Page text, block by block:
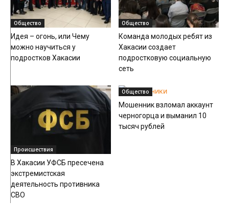
Общество
Идея – огонь, или Чему
можно научиться у
подростков Хакасии
Общество
Команда молодых ребят из
Хакасии создает
подростковую социальную
сеть
Происшествия
В Хакасии УФСБ пресечена
экстремистская
деятельность противника
СВО
Общество
Мошенник взломал аккаунт
черногорца и выманил 10
тысяч рублей